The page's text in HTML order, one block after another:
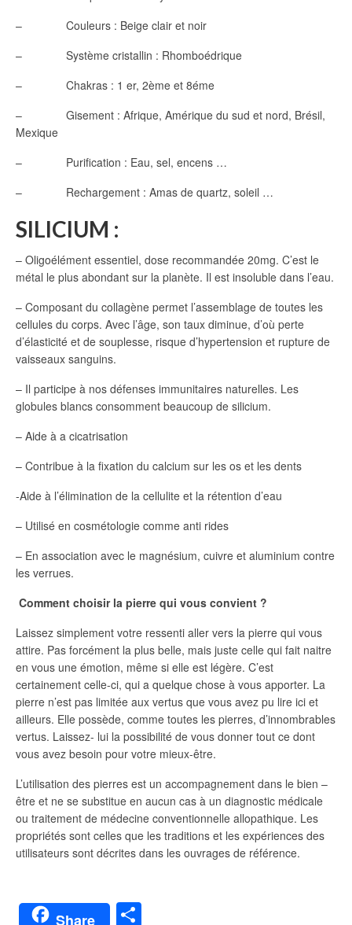
– Couleurs : Beige clair et noir
– Système cristallin : Rhomboédrique
– Chakras : 1 er, 2ème et 8éme
– Gisement : Afrique, Amérique du sud et nord, Brésil,
Mexique
– Purification : Eau, sel, encens …
– Rechargement : Amas de quartz, soleil …
SILICIUM :
– Oligoélément essentiel, dose recommandée 20mg. C’est le
métal le plus abondant sur la planète. Il est insoluble dans l’eau.
– Composant du collagène permet l’assemblage de toutes les
cellules du corps. Avec l’âge, son taux diminue, d’où perte
d’élasticité et de souplesse, risque d’hypertension et rupture de
vaisseaux sanguins.
– Il participe à nos défenses immunitaires naturelles. Les
globules blancs consomment beaucoup de silicium.
– Aide à a cicatrisation
– Contribue à la fixation du calcium sur les os et les dents
-Aide à l’élimination de la cellulite et la rétention d’eau
– Utilisé en cosmétologie comme anti rides
– En association avec le magnésium, cuivre et aluminium contre
les verrues.
Comment choisir la pierre qui vous convient ?
Laissez simplement votre ressenti aller vers la pierre qui vous
attire. Pas forcément la plus belle, mais juste celle qui fait naitre
en vous une émotion, même si elle est légère. C’est
certainement celle-ci, qui a quelque chose à vous apporter. La
pierre n’est pas limitée aux vertus que vous avez pu lire ici et
ailleurs. Elle possède, comme toutes les pierres, d’innombrables
vertus. Laissez- lui la possibilité de vous donner tout ce dont
vous avez besoin pour votre mieux-être.
L’utilisation des pierres est un accompagnement dans le bien –
être et ne se substitue en aucun cas à un diagnostic médicale
ou traitement de médecine conventionnelle allopathique. Les
propriétés sont celles que les traditions et les expériences des
utilisateurs sont décrites dans les ouvrages de référence.
Share